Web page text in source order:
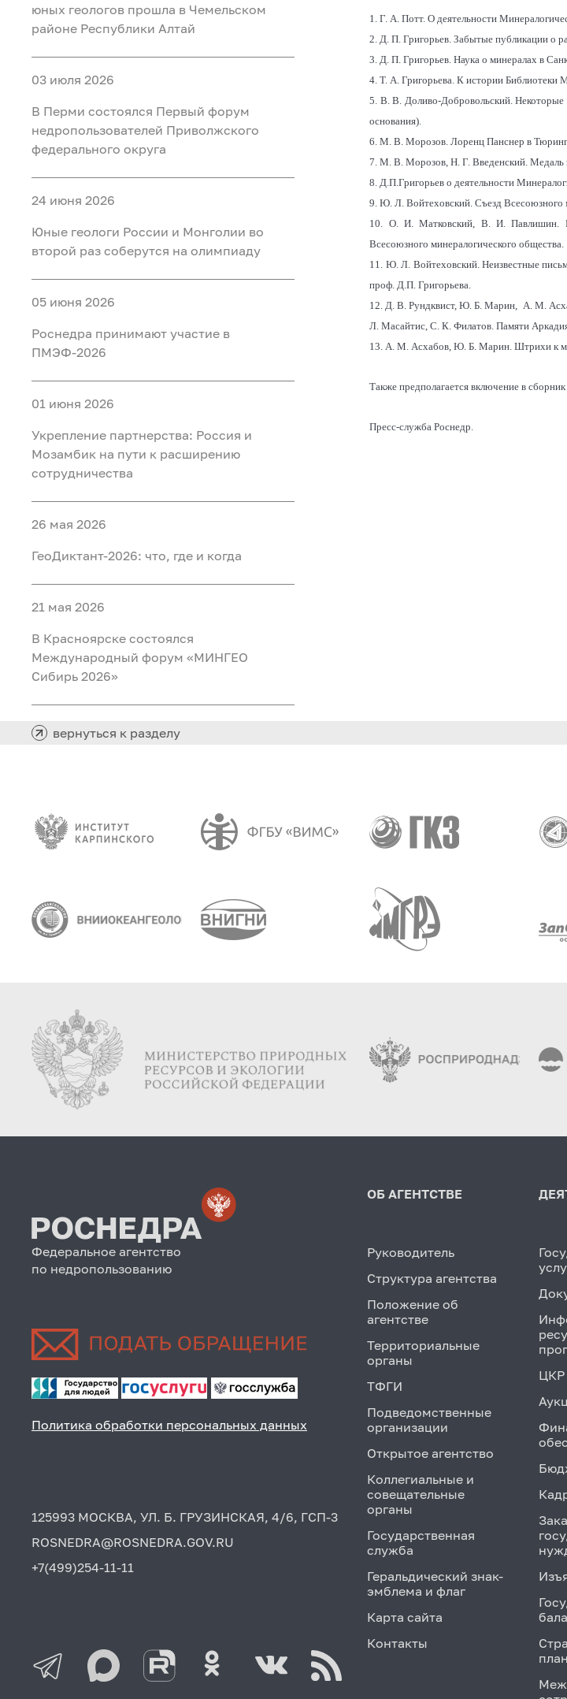
юных геологов прошла в Чемельском
районе Республики Алтай
03 июля 2026
В Перми состоялся Первый форум
недропользователей Приволжского
федерального округа
24 июня 2026
Юные геологи России и Монголии во
второй раз соберутся на олимпиаду
05 июня 2026
Роснедра принимают участие в
ПМЭФ-2026
01 июня 2026
Укрепление партнерства: Россия и
Мозамбик на пути к расширению
сотрудничества
26 мая 2026
ГеоДиктант-2026: что, где и когда
21 мая 2026
В Красноярске состоялся
Международный форум «МИНГЕО
Сибирь 2026»
1. Г. А. Потт. О деятельности
2. Д. П. Григорьев. Забытые публикации о
3. Д. П. Григорьев. Наука о минералах в
4. Т. А. Григорьева. К истории Библиотеки
5. В. В. Доливо-Добровольский. Некоторые
основания).
6. М. В. Морозов. Лоренц Панснер в
7. М. В. Морозов, Н. Г. Введенский. Медаль
8. Д.П.Григорьев о деятельности
9. Ю. Л. Войтеховский. Съезд Всесоюзного
10. О. И. Матковский, В. И. Павлишин. К
Всесоюзного минералогического общества.
11. Ю. Л. Войтеховский. Неизвестные
проф. Д.П. Григорьева.
12. Д. В. Рундквист, Ю. Б. Марин, А. М.
Л. Масайтис, С. К. Филатов. Памяти
13. А. М. Асхабов, Ю. Б. Марин. Штрихи к
Также предполагается включение в
Пресс-служба Роснедр.
вернуться к разделу
Федеральное агентство
по недропользованию
Политика обработки персональных данных
125993 МОСКВА, УЛ. Б. ГРУЗИНСКАЯ, 4/6, ГСП-3
ROSNEDRA@ROSNEDRA.GOV.RU
+7(499)254-11-11
ОБ АГЕНТСТВЕ
Руководитель
Структура агентства
Положение об
агентстве
Территориальные
органы
ТФГИ
Подведомственные
организации
Открытое агентство
Коллегиальные и
совещательные
органы
Государственная
служба
Геральдический знак-
эмблема и флаг
Карта сайта
Контакты
ЦКР